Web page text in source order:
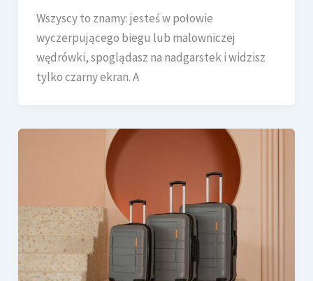
Wszyscy to znamy: jesteś w połowie
wyczerpującego biegu lub malowniczej
wędrówki, spoglądasz na nadgarstek i widzisz
tylko czarny ekran. A